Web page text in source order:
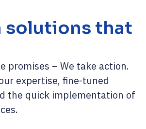
solutions that
promises – We take action.
expertise, fine-tuned
the quick implementation of